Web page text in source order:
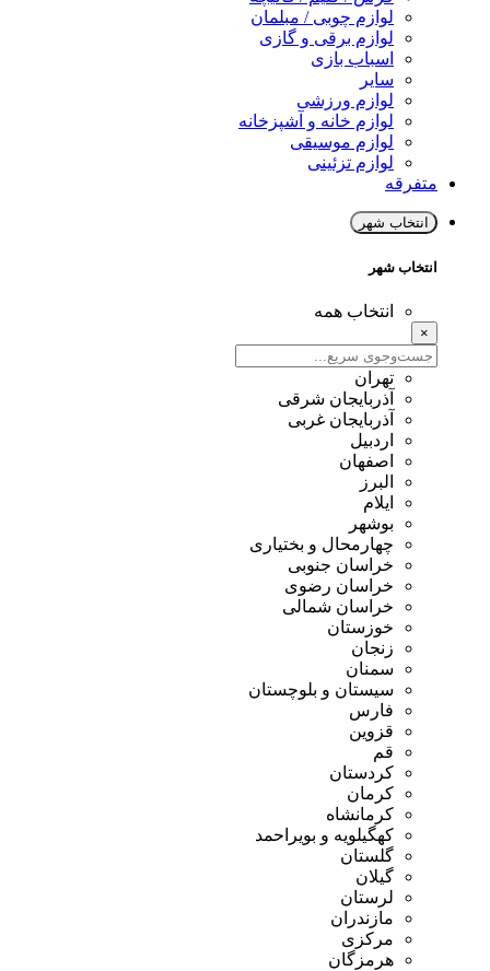
لوازم چوبی / مبلمان
لوازم برقی و گازی
اسباب بازی
سایر
لوازم ورزشی
لوازم خانه و آشپزخانه
لوازم موسیقی
لوازم تزئینی
متفرقه
انتخاب شهر
انتخاب شهر
انتخاب همه
تهران
آذربایجان شرقی
آذربایجان غربی
اردبیل
اصفهان
البرز
ایلام
بوشهر
چهارمحال و بختیاری
خراسان جنوبی
خراسان رضوی
خراسان شمالی
خوزستان
زنجان
سمنان
سیستان و بلوچستان
فارس
قزوین
قم
کردستان
کرمان
کرمانشاه
کهگیلویه و بویراحمد
گلستان
گیلان
لرستان
مازندران
مرکزی
هرمزگان